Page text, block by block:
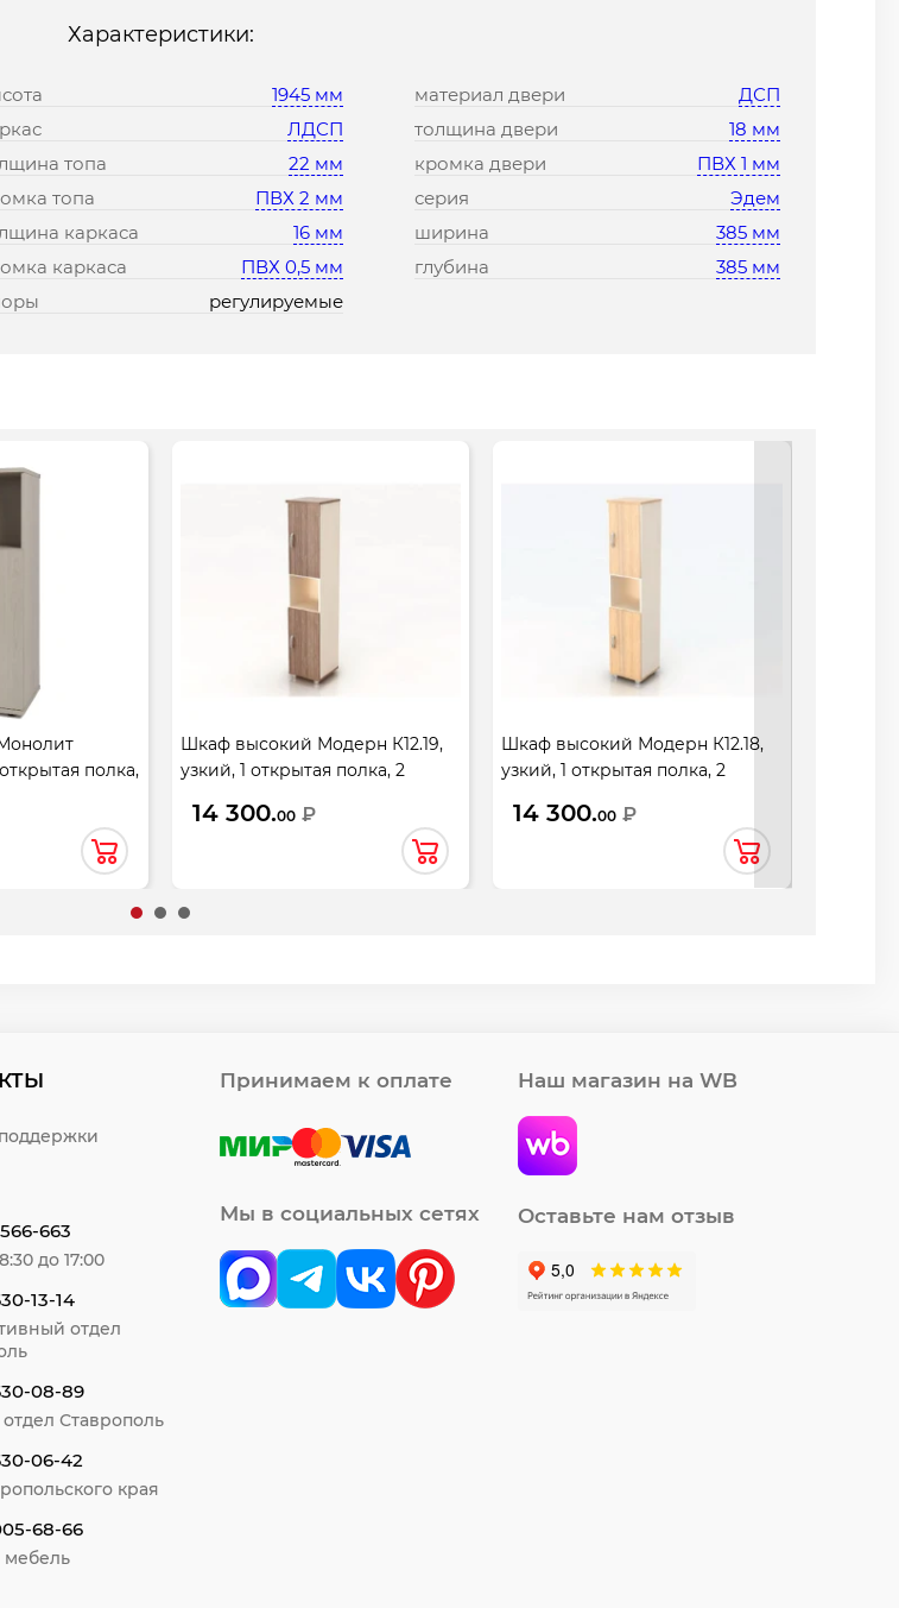
Характеристики:
1945 мм
ЛДСП
топа
22 мм
топа
ПВХ 2 мм
каркаса
16 мм
каркаса
ПВХ 0,5 мм
регулируемые
материал двери
ДСП
толщина двери
18 мм
кромка двери
ПВХ 1 мм
серия
Эдем
ширина
385 мм
глубина
385 мм
полка,
Шкаф высокий Модерн К12.19,
узкий, 1 открытая полка, 2
шамони темный
14 300.00 ₽
Шкаф высокий Модерн К12.18,
узкий, 1 открытая полка, 2
шамони светлый
14 300.00 ₽
663
до 17:00
13-14
отдел
08-89
Ставрополь
06-42
края
68-66
Принимаем к оплате
Мы в социальных сетях
Наш магазин на WB
Оставьте нам отзыв